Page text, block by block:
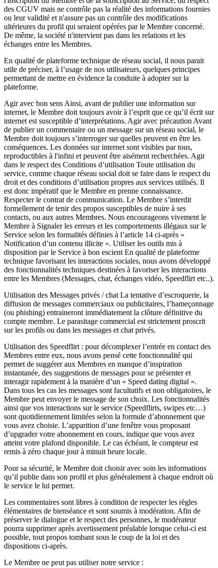
des CGUV mais ne contrôle pas la réalité des informations fournies
ou leur validité et n'assure pas un contrôle des modifications
ultérieures du profil qui seraient opérées par le Membre concerné.
De même, la société n'intervient pas dans les relations et les
échanges entre les Membres.
En qualité de plateforme technique de réseau social, il nous parait
utile de préciser, à l’usage de nos utilisateurs, quelques principes
permettant de mettre en évidence la conduite à adopter sur la
plateforme.
Agir avec bon sens Ainsi, avant de publier une information sur
internet, le Membre doit toujours avoir à l’esprit que ce qu’il écrit sur
internet est susceptible d’interprétations. Agir avec précaution Avant
de publier un commentaire ou un message sur un réseau social, le
Membre doit toujours s’interroger sur quelles peuvent en être les
conséquences. Les données sur internet sont visibles par tous,
reproductibles à l'infini et peuvent être aisément recherchées. Agir
dans le respect des Conditions d’utilisation Toute utilisation du
service, comme chaque réseau social doit se faire dans le respect du
droit et des conditions d’utilisation propres aux services utilisés. Il
est donc impératif que le Membre en prenne connaissance.
Respecter le contrat de communication. Le Membre s’interdit
formellement de tenir des propos susceptibles de nuire à ses
contacts, ou aux autres Membres. Nous encourageons vivement le
Membre à Signaler les erreurs et les comportements illégaux sur le
Service selon les formalités définies à l’article 14 ci-après «
Notification d’un contenu illicite ». Utiliser les outils mis à
disposition par le Service à bon escient En qualité de plateforme
technique favorisant les interactions sociales, nous avons développé
des fonctionnalités techniques destinées à favoriser les interactions
entre les Membres (Messages, chat, échanges vidéo, Speedflirt etc..).
Utilisation des Messages privés / chat La tentative d’escroquerie, la
diffusion de messages commerciaux ou publicitaires, l’hameçonnage
(ou phishing) entraineront immédiatement la clôture définitive du
compte membre. Le parasitage commercial est strictement proscrit
sur les profils ou dans les messages et chat privés.
Utilisation des Speedflirt : pour décomplexer l’entrée en contact des
Membres entre eux, nous avons pensé cette fonctionnalité qui
permet de suggérer aux Membres en manque d’inspiration
instantanée, des suggestions de messages pour se présenter et
interagir rapidement à la manière d’un « Speed dating digital ».
Dans tous les cas les messages sont facultatifs et non obligatoires, le
Membre peut envoyer le message de son choix. Les fonctionnalités
ainsi que vos interactions sur le service (Speedflirts, swipes etc…)
sont quotidiennement limitées selon la formule d’abonnement que
vous avez choisie. L’apparition d’une fenêtre vous proposant
d’upgrader votre abonnement en cours, indique que vous avez
atteint votre plafond disponible. Le cas échéant, le compteur est
remis à zéro chaque jour à minuit heure locale.
Pour sa sécurité, le Membre doit choisir avec soin les informations
qu’il publie dans son profil et plus généralement à chaque endroit où
le service le lui permet.
Les commentaires sont libres à condition de respecter les règles
élémentaires de bienséance et sont soumis à modération. Afin de
préserver le dialogue et le respect des personnes, le modérateur
pourra supprimer après avertissement préalable lorsque celui-ci est
possible, tout propos tombant sous le coup de la loi et des
dispositions ci-après.
Le Membre ne peut pas utiliser notre service :